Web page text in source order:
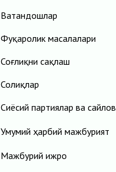
Ватандошлар
Фуқаролик масалалари
Соғлиқни сақлаш
Солиқлар
Сиёсий партиялар ва сайлов
Умумий ҳарбий мажбурият
Мажбурий ижро